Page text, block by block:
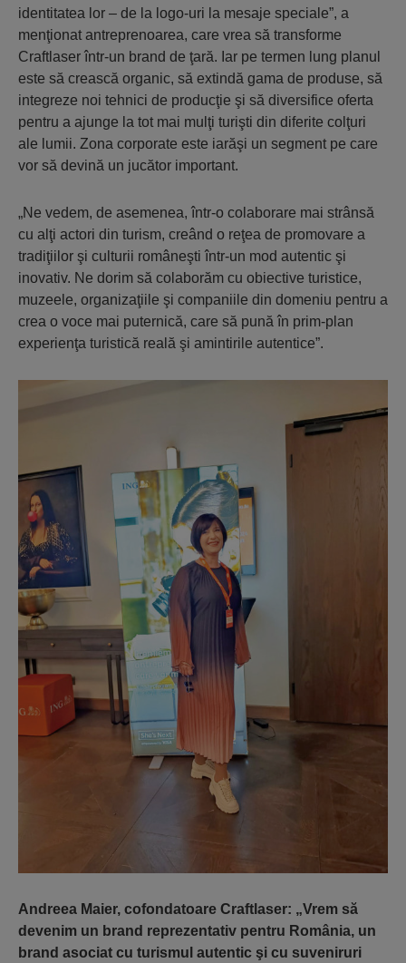
identitatea lor – de la logo-uri la mesaje speciale”, a
menţionat antreprenoarea, care vrea să transforme
Craftlaser într-un brand de ţară. Iar pe termen lung planul
este să crească organic, să extindă gama de produse, să
integreze noi tehnici de producţie şi să diversifice oferta
pentru a ajunge la tot mai mulţi turişti din diferite colţuri
ale lumii. Zona corporate este iarăşi un segment pe care
vor să devină un jucător important.
„Ne vedem, de asemenea, într-o colaborare mai strânsă
cu alţi actori din turism, creând o reţea de promovare a
tradiţiilor şi culturii româneşti într-un mod autentic şi
inovativ. Ne dorim să colaborăm cu obiective turistice,
muzeele, organizaţiile şi companiile din domeniu pentru a
crea o voce mai puternică, care să pună în prim-plan
experienţa turistică reală şi amintirile autentice”.
Andreea Maier, cofondatoare Craftlaser: „Vrem să
devenim un brand reprezentativ pentru România, un
brand asociat cu turismul autentic şi cu suveniruri